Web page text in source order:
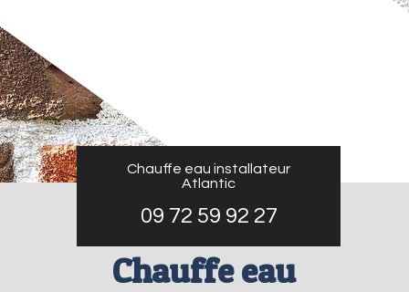
Chauffe eau installateur
Atlantic
09 72 59 92 27
Chauffe eau